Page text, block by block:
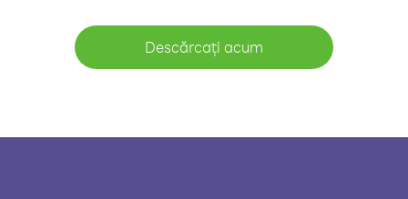
Descărcați acum